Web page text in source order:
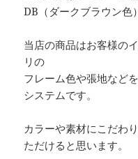
DB（ダークブラウン色
当店の商品はお客様の
リの
フレーム色や張地など
システムです。
カラーや素材にこだわ
ただけると思います。